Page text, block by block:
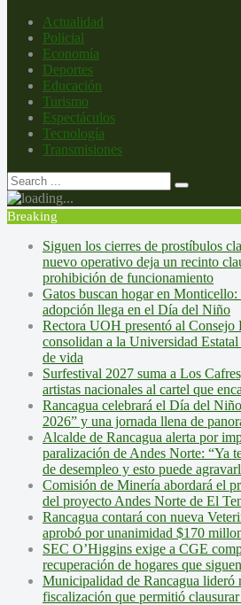
Actualidad
Policial
Economía
Deportes
Educación
Turismo
Espectáculos
Tecnología
Transmisiones
Breaking
Siguen los cierres de prostíbulos
nuevo operativo deja un recinto
prohibición de funcionamiento
Gatos buscan hogar en Monticello:
adopción llega en el Día del Niño
Rectora UOH presentó al Consejo
consolidan a la Universidad Estatal
de vida
Surfestival 2027 suma a Los
artistas nacionales al cartel que
Rancagua celebrará el Día del
2026” y una jornada llena de
Alcalde de Rancagua alerta por
paralización de Andes Norte: “Ya
de desempleo y esto puede
Comisión de Minería abordará el
del proyecto Andes Norte de El
Rancagua contará con nueva
aprobó por unanimidad $170
SEC O’Higgins exige a CGE
recuperación de hogares que
Municipalidad de Rancagua lideró
fiscalización que permitió